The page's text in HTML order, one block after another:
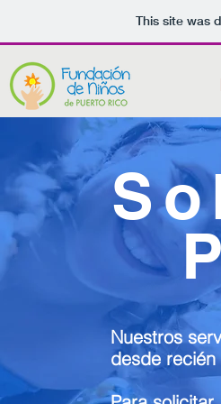
This site was
Nuestros
desde